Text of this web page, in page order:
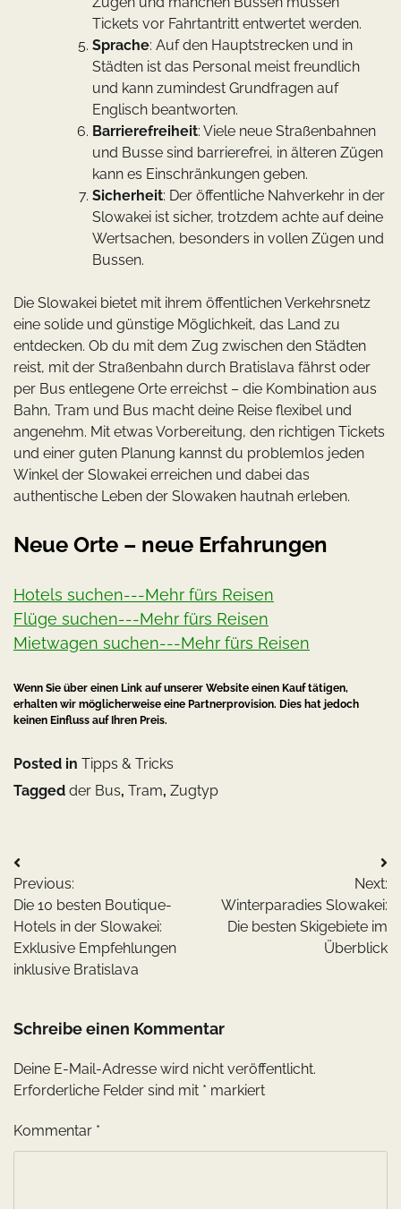
Tickets vor Fahrtantritt entwertet werden.
Sprache: Auf den Hauptstrecken und in
Städten ist das Personal meist freundlich
und kann zumindest Grundfragen auf
Englisch beantworten.
Barrierefreiheit: Viele neue Straßenbahnen
und Busse sind barrierefrei, in älteren Zügen
kann es Einschränkungen geben.
Sicherheit: Der öffentliche Nahverkehr in der
Slowakei ist sicher, trotzdem achte auf deine
Wertsachen, besonders in vollen Zügen und
Bussen.
Die Slowakei bietet mit ihrem öffentlichen Verkehrsnetz
eine solide und günstige Möglichkeit, das Land zu
entdecken. Ob du mit dem Zug zwischen den Städten
reist, mit der Straßenbahn durch Bratislava fährst oder
per Bus entlegene Orte erreichst – die Kombination aus
Bahn, Tram und Bus macht deine Reise flexibel und
angenehm. Mit etwas Vorbereitung, den richtigen Tickets
und einer guten Planung kannst du problemlos jeden
Winkel der Slowakei erreichen und dabei das
authentische Leben der Slowaken hautnah erleben.
Neue Orte – neue Erfahrungen
Hotels suchen---Mehr fürs Reisen
Flüge suchen---Mehr fürs Reisen
Mietwagen suchen---Mehr fürs Reisen
Wenn Sie über einen Link auf unserer Website einen Kauf tätigen,
erhalten wir möglicherweise eine Partnerprovision. Dies hat jedoch
keinen Einfluss auf Ihren Preis.
Posted in Tipps & Tricks
Tagged der Bus, Tram, Zugtyp
Beitragsnavigation
Previous:
Die 10 besten Boutique-
Hotels in der Slowakei:
Exklusive Empfehlungen
inklusive Bratislava
Next:
Winterparadies Slowakei:
Die besten Skigebiete im
Überblick
Schreibe einen Kommentar
Deine E-Mail-Adresse wird nicht veröffentlicht.
Erforderliche Felder sind mit * markiert
Kommentar *